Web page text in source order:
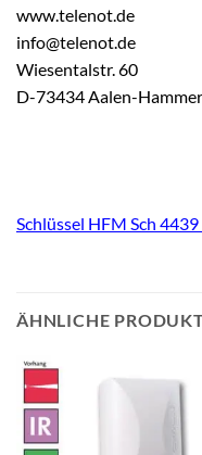
www.telenot.de
info@telenot.de
Wiesentalstr. 60
D-73434 Aalen-
Schlüssel HFM Sch 4439
ÄHNLICHE